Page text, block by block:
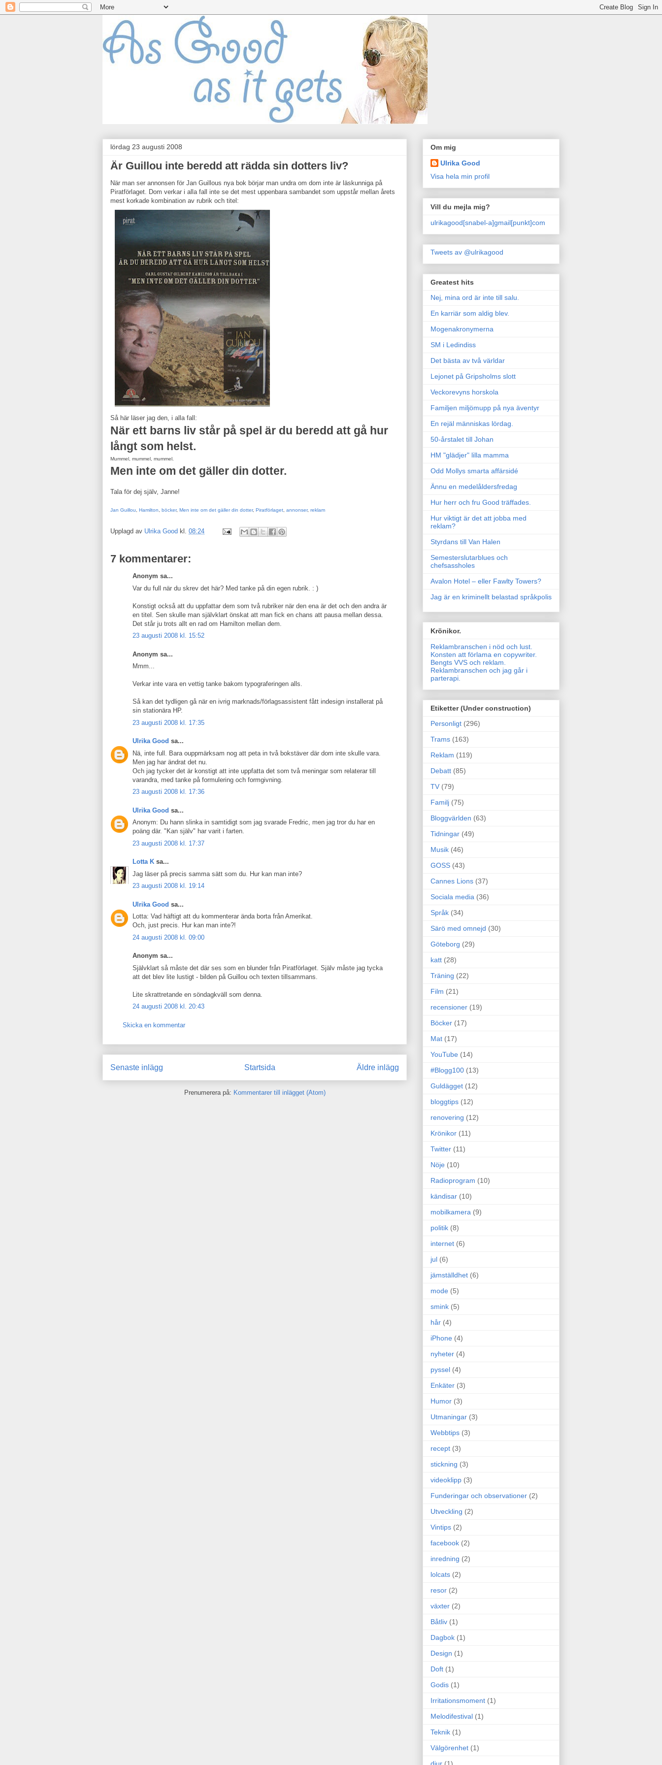
lördag 23 augusti 2008
Är Guillou inte beredd att rädda sin dotters liv?
När man ser annonsen för Jan Guillous nya bok börjar man undra om dom inte är läskunniga på
Piratförlaget. Dom verkar i alla fall inte se det mest uppenbara sambandet som uppstår mellan årets
mest korkade kombination av rubrik och titel:
Så här läser jag den, i alla fall:
När ett barns liv står på spel är du beredd att gå hur
långt som helst.
Mummel, mummel, mummel.
Men inte om det gäller din dotter.
Tala för dej själv, Janne!
Jan Guillou Hamilton böcker, Men inte om det gäller din dotter, Piratförlaget annonser, reklam
Upplagd av Ulrika Good kl. 08:24
7 kommentarer:
Anonym sa...
Var du full när du skrev det här? Med tanke på din egen rubrik. : )
Konstigt också att du uppfattar dem som två rubriker när den ena är det och den andra är
en titel. Sen skulle man självklart önskat att man fick en chans att pausa mellan dessa.
Det står ju trots allt en rad om Hamilton mellan dem.
23 augusti 2008 kl. 15:52
Anonym sa...
Mmm...
Verkar inte vara en vettig tanke bakom typograferingen alls.
Så kan det tydligen gå när en ivrig marknads/förlagsassistent fått indesign installerat på
sin stationära HP.
23 augusti 2008 kl. 17:35
Ulrika Good sa...
Nä, inte full. Bara ouppmärksam nog att peta in två bokstäver där dom inte skulle vara.
Men jag har ändrat det nu.
Och jag tycker det är konstigt att inte uppfatta det som två meningar som relaterar till
varandra, med tanke på formulering och formgivning.
23 augusti 2008 kl. 17:36
Ulrika Good sa...
Anonym: Du hann slinka in samtidigt som jag svarade Fredric, men jag tror du har en
poäng där. "Kan själv" har varit i farten.
23 augusti 2008 kl. 17:37
Lotta K sa...
Jag läser på precis samma sätt som du. Hur kan man inte?
23 augusti 2008 kl. 19:14
Ulrika Good sa...
Lotta: Vad häftigt att du kommenterar ända borta från Amerikat.
Och, just precis. Hur kan man inte?!
24 augusti 2008 kl. 09:00
Anonym sa...
Självklart så måste det där ses som en blunder från Piratförlaget. Själv måste jag tycka
att det blev lite lustigt - bilden på Guillou och texten tillsammans.
Lite skrattretande en söndagkväll som denna.
24 augusti 2008 kl. 20:43
Skicka en kommentar
Senaste inlägg Äldre inlägg
Startsida
Prenumerera på: Kommentarer till inlägget (Atom)
Om mig
Ulrika Good
Visa hela min profil
Vill du mejla mig?
ulrikagood[snabel-a]gmail[punkt]com
Tweets av @ulrikagood
Greatest hits
Nej, mina ord är inte till salu.
En karriär som aldig blev.
Mogenakronymerna
SM i Ledindiss
Det bästa av två världar
Lejonet på Gripsholms slott
Veckorevyns horskola
Familjen miljömupp på nya äventyr
En rejäl människas lördag.
50-årstalet till Johan
HM "glädjer" lilla mamma
Odd Mollys smarta affärsidé
Ännu en medelåldersfredag
Hur herr och fru Good träffades.
Hur viktigt är det att jobba med
reklam?
Styrdans till Van Halen
Semesterslutarblues och
chefsassholes
Avalon Hotel – eller Fawlty Towers?
Jag är en kriminellt belastad språkpolis
Krönikor.
Reklambranschen i nöd och lust.
Konsten att förlama en copywriter.
Bengts VVS och reklam.
Reklambranschen och jag går i
parterapi.
Etiketter (Under construction)
Personligt (296)
Trams (163)
Reklam (119)
Debatt (85)
TV (79)
Familj (75)
Bloggvärlden (63)
Tidningar (49)
Musik (46)
GOSS (43)
Cannes Lions (37)
Sociala media (36)
Språk (34)
Särö med omnejd (30)
Göteborg (29)
katt (28)
Träning (22)
Film (21)
recensioner (19)
Böcker (17)
Mat (17)
YouTube (14)
#Blogg100 (13)
Guldägget (12)
bloggtips (12)
renovering (12)
Krönikor (11)
Twitter (11)
Nöje (10)
Radioprogram (10)
kändisar (10)
mobilkamera (9)
politik (8)
internet (6)
jul (6)
jämställdhet (6)
mode (5)
smink (5)
hår (4)
iPhone (4)
nyheter (4)
pyssel (4)
Enkäter (3)
Humor (3)
Utmaningar (3)
Webbtips (3)
recept (3)
stickning (3)
videoklipp (3)
Funderingar och observationer (2)
Utveckling (2)
Vintips (2)
facebook (2)
inredning (2)
lolcats (2)
resor (2)
växter (2)
Båtliv (1)
Dagbok (1)
Design (1)
Doft (1)
Godis (1)
Irritationsmoment (1)
Melodifestival (1)
Teknik (1)
Välgörenhet (1)